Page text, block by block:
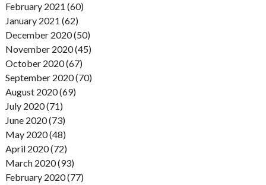
February 2021 (60)
January 2021 (62)
December 2020 (50)
November 2020 (45)
October 2020 (67)
September 2020 (70)
August 2020 (69)
July 2020 (71)
June 2020 (73)
May 2020 (48)
April 2020 (72)
March 2020 (93)
February 2020 (77)